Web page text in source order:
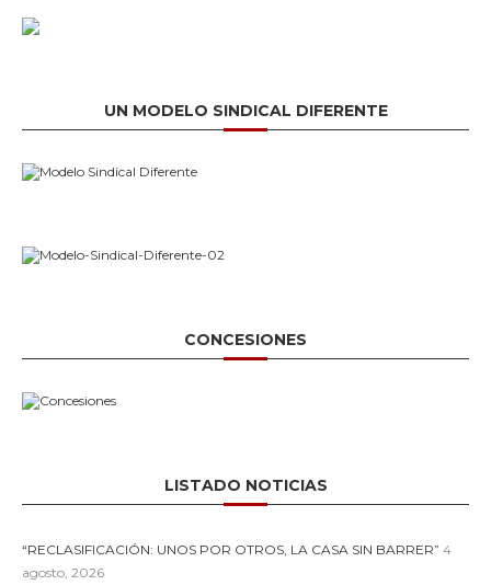
UN MODELO SINDICAL DIFERENTE
CONCESIONES
LISTADO NOTICIAS
“RECLASIFICACIÓN: UNOS POR OTROS, LA CASA SIN BARRER” 4
agosto, 2026